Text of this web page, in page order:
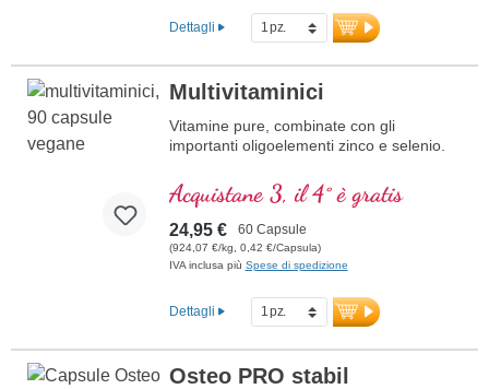
Dettagli
Multivitaminici
Vitamine pure, combinate con gli
importanti oligoelementi zinco e selenio.
Acquistane 3, il 4° è gratis
24,95 € 60 Capsule
(924,07 €/kg, 0,42 €/Capsula)
IVA inclusa più Spese di spedizione
Dettagli
Osteo PRO stabil